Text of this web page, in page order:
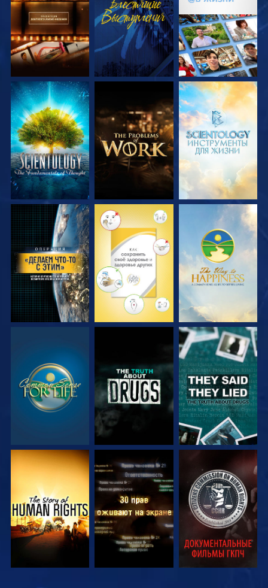
ПЕРЕДАЧИ
СМОТРЕТЬ
ПЕРЕДАЧИ
СМОТРЕТЬ
ПЕРЕДАЧИ
СМОТРЕТЬ
ПЕРЕДАЧИ
СМОТРЕТЬ СМОТРЕТЬ СМОТРЕТЬ
СМОТРЕТЬ СМОТРЕТЬ СМОТРЕТЬ
СМОТРЕТЬ СМОТРЕТЬ СМОТРЕТЬ